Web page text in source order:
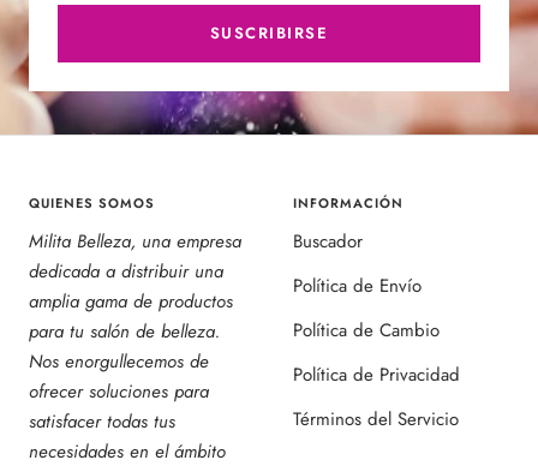
SUSCRIBIRSE
QUIENES SOMOS
Milita Belleza, una empresa
dedicada a distribuir una
amplia gama de productos
para tu salón de belleza.
Nos enorgullecemos de
ofrecer soluciones para
satisfacer todas tus
necesidades en el ámbito
INFORMACIÓN
Buscador
Política de Envío
Política de Cambio
Política de Privacidad
Términos del Servicio